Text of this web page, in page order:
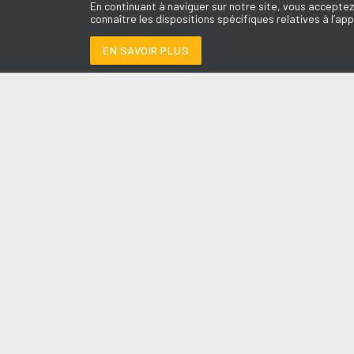
En continuant à naviguer sur notre site, vous
connaître les dispositions spécifiques relatives à
EN SAVOIR PLUS